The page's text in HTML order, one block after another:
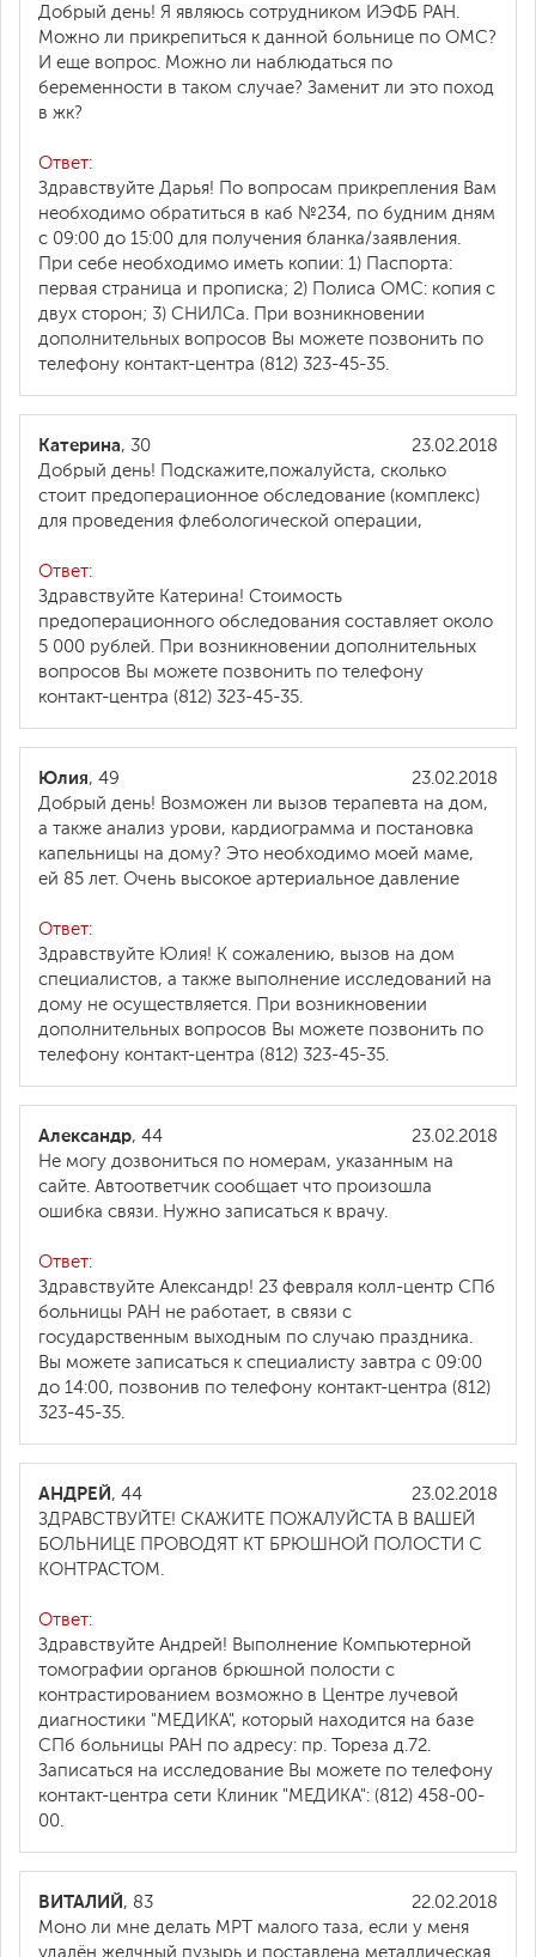
Добрый день! Я являюсь сотрудником ИЭФБ РАН.
Можно ли прикрепиться к данной больнице по ОМС?
И еще вопрос. Можно ли наблюдаться по
беременности в таком случае? Заменит ли это поход
в жк?
Ответ:
Здравствуйте Дарья! По вопросам прикрепления Вам
необходимо обратиться в каб №234, по будним дням
с 09:00 до 15:00 для получения бланка/заявления.
При себе необходимо иметь копии: 1) Паспорта:
первая страница и прописка; 2) Полиса ОМС: копия с
двух сторон; 3) СНИЛСа. При возникновении
дополнительных вопросов Вы можете позвонить по
телефону контакт-центра (812) 323-45-35.
23.02.2018
Катерина, 30
Добрый день! Подскажите,пожалуйста, сколько
стоит предоперационное обследование (комплекс)
для проведения флебологической операции,
Ответ:
Здравствуйте Катерина! Стоимость
предоперационного обследования составляет около
5 000 рублей. При возникновении дополнительных
вопросов Вы можете позвонить по телефону
контакт-центра (812) 323-45-35.
23.02.2018
Юлия, 49
Добрый день! Возможен ли вызов терапевта на дом,
а также анализ урови, кардиограмма и постановка
капельницы на дому? Это необходимо моей маме,
ей 85 лет. Очень высокое артериальное давление
Ответ:
Здравствуйте Юлия! К сожалению, вызов на дом
специалистов, а также выполнение исследований на
дому не осуществляется. При возникновении
дополнительных вопросов Вы можете позвонить по
телефону контакт-центра (812) 323-45-35.
23.02.2018
Александр, 44
Не могу дозвониться по номерам, указанным на
сайте. Автоответчик сообщает что произошла
ошибка связи. Нужно записаться к врачу.
Ответ:
Здравствуйте Александр! 23 февраля колл-центр СПб
больницы РАН не работает, в связи с
государственным выходным по случаю праздника.
Вы можете записаться к специалисту завтра с 09:00
до 14:00, позвонив по телефону контакт-центра (812)
323-45-35.
23.02.2018
АНДРЕЙ, 44
ЗДРАВСТВУЙТЕ! СКАЖИТЕ ПОЖАЛУЙСТА В ВАШЕЙ
БОЛЬНИЦЕ ПРОВОДЯТ КТ БРЮШНОЙ ПОЛОСТИ С
КОНТРАСТОМ.
Ответ:
Здравствуйте Андрей! Выполнение Компьютерной
томографии органов брюшной полости с
контрастированием возможно в Центре лучевой
диагностики "МЕДИКА", который находится на базе
СПб больницы РАН по адресу: пр. Тореза д.72.
Записаться на исследование Вы можете по телефону
контакт-центра сети Клиник "МЕДИКА": (812) 458-00-
00.
22.02.2018
ВИТАЛИЙ, 83
Моно ли мне делать МРТ малого таза, если у меня
удалён желчный пузырь и поставлена металлическая